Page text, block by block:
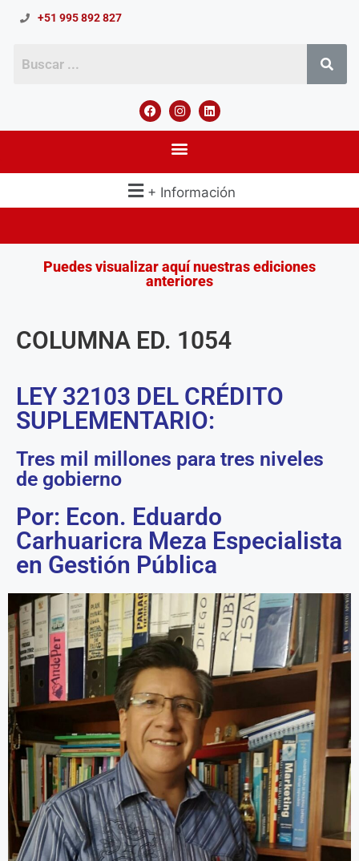
+51 995 892 827
+ Información
Puedes visualizar aquí nuestras ediciones
anteriores
COLUMNA ED. 1054
LEY 32103 DEL CRÉDITO
SUPLEMENTARIO:
Tres mil millones para tres niveles
de gobierno
Por: Econ. Eduardo
Carhuaricra Meza Especialista
en Gestión Pública